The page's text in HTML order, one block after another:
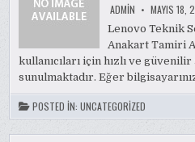
ADMIN MAYIS 18,
Lenovo Teknik
Anakart Tamiri
kullanıcıları için hızlı ve
sunulmaktadır. Eğer
POSTED IN:UNCATEGORIZED